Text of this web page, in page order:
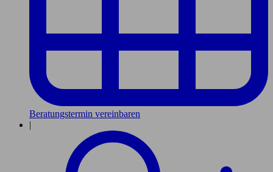
Beratungstermin vereinbaren
|